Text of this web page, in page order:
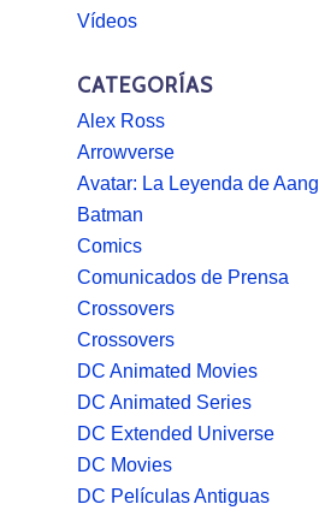
Vídeos
CATEGORÍAS
Alex Ross
Arrowverse
Avatar: La Leyenda de Aang
Batman
Comics
Comunicados de Prensa
Crossovers
Crossovers
DC Animated Movies
DC Animated Series
DC Extended Universe
DC Movies
DC Películas Antiguas